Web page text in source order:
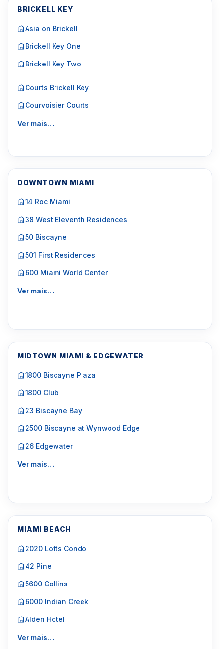
BRICKELL KEY
Asia on Brickell
Brickell Key One
Brickell Key Two
Courts Brickell Key
Courvoisier Courts
Ver mais…
DOWNTOWN MIAMI
14 Roc Miami
38 West Eleventh Residences
50 Biscayne
501 First Residences
600 Miami World Center
Ver mais…
MIDTOWN MIAMI & EDGEWATER
1800 Biscayne Plaza
1800 Club
23 Biscayne Bay
2500 Biscayne at Wynwood Edge
26 Edgewater
Ver mais…
MIAMI BEACH
2020 Lofts Condo
42 Pine
5600 Collins
6000 Indian Creek
Alden Hotel
Ver mais…